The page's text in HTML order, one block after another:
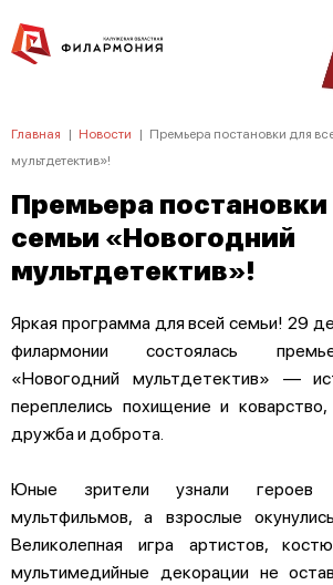
Главная | Новости | Премьера постановки для
мультдетектив»!
Премьера постановки
семьи «Новогодний
мультдетектив»!
Яркая программа для всей семьи! 29
филармонии состоялась
«Новогодний мультдетектив» —
переплелись похищение и
дружба и доброта.
Юные зрители узнали героев
мультфильмов, а взрослые
Великолепная игра артистов,
мультимедийные декорации не